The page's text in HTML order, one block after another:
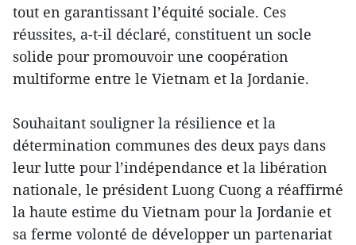
tout en garantissant l’équité sociale. Ces
réussites, a-t-il déclaré, constituent un socle
solide pour promouvoir une coopération
multiforme entre le Vietnam et la Jordanie.
Souhaitant souligner la résilience et la
détermination communes des deux pays dans
leur lutte pour l’indépendance et la libération
nationale, le président Luong Cuong a réaffirmé
la haute estime du Vietnam pour la Jordanie et
sa ferme volonté de développer un partenariat